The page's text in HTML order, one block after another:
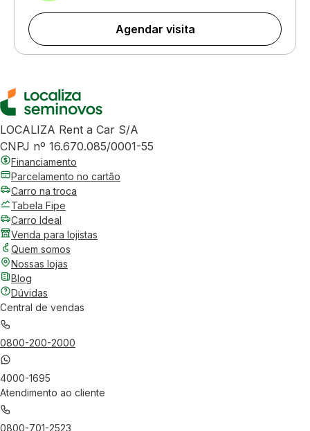
Agendar visita
LOCALIZA Rent a Car S/A
CNPJ nº 16.670.085/0001-55
Financiamento
Parcelamento no cartão
Carro na troca
Tabela Fipe
Carro Ideal
Venda para lojistas
Quem somos
Nossas lojas
Blog
Dúvidas
Central de vendas
0800-200-2000
4000-1695
Atendimento ao cliente
0800-701-2523